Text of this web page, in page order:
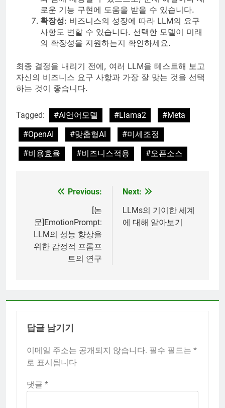
로운 기능 구현에 도움을 받을 수 있습니다.
확장성: 비즈니스의 성장에 따라 LLM의 요구
사항도 변할 수 있습니다. 선택한 모델이 미래
의 확장성을 지원하는지 확인하세요.
최종 결정을 내리기 전에, 여러 LLM을 테스트해 보고
자신의 비즈니스 요구 사항과 가장 잘 맞는 것을 선택
하는 것이 좋습니다.
Tagged: #AI언어모델 #Llama2
#Meta
#OpenAI
#맞춤형AI
#미세조정
#비용효율
#비즈니스적용 #오픈소스
색
Previous:
[논
문]EmotionPrompt:
LLM의 성능 향상을
위한 감정적 프롬프
트의 연구
Next:
LLMs의 기이한 세계
에 대해 알아보기
답글 남기기
이메일 주소는 공개되지 않습니다. 필수 필드는 *
로 표시됩니다
댓글 *